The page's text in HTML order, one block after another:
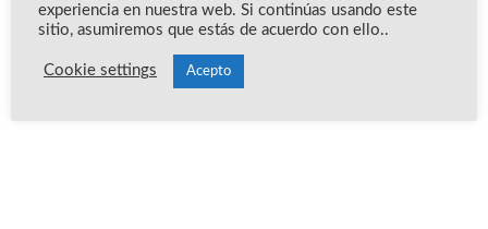
experiencia en nuestra web. Si continúas usando este
sitio, asumiremos que estás de acuerdo con ello..
Cookie settings Acepto